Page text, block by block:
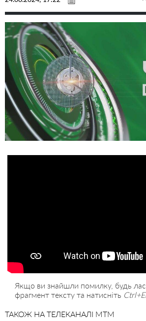
Якщо ви знайшли помилку, будь
фрагмент тексту та натисніть
ТАКОЖ НА ТЕЛЕКАНАЛІ MTM